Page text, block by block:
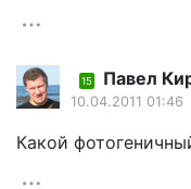
15 Павел
10.04.2011 01:46
Какой